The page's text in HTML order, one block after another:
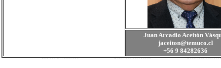
Juan Arcadio Aceitón
jaceiton@temuco.cl
+56 9 84282636